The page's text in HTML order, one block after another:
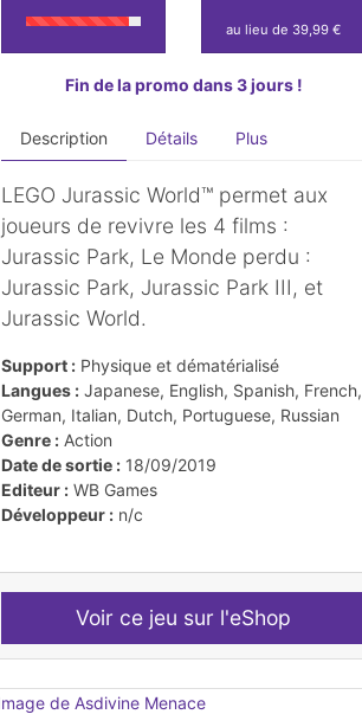
au lieu de 39,99 €
Fin de la promo dans 3 jours !
Description Détails Plus
LEGO Jurassic World™ permet aux
joueurs de revivre les 4 films :
Jurassic Park, Le Monde perdu :
Jurassic Park, Jurassic Park III, et
Jurassic World.
Support : Physique et dématérialisé
Langues : Japanese, English, Spanish, French,
German, Italian, Dutch, Portuguese, Russian
Genre : Action
Date de sortie : 18/09/2019
Editeur : WB Games
Développeur : n/c
Voir ce jeu sur l'eShop